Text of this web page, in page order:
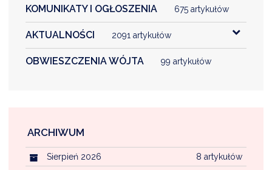
KOMUNIKATY I OGŁOSZENIA 675 artykułów
AKTUALNOŚCI 2091 artykułów
OBWIESZCZENIA WÓJTA 99 artykułów
ARCHIWUM
8 artykułów
Sierpień 2026